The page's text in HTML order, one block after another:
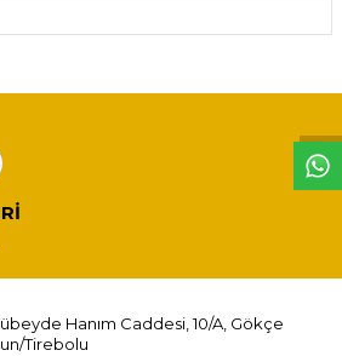
W
h
t
s
p
p
D
e
s
e
H
a
t
t
Hanım Caddesi, 10/A, Gökçe
Tirebolu